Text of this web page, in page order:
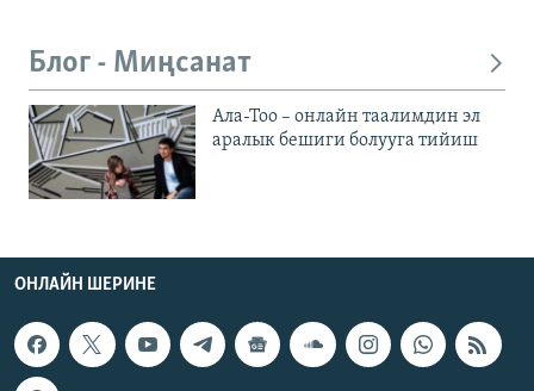
Блог - Миңсанат
Ала-Тоо – онлайн таалимдин эл
аралык бешиги болууга тийиш
ОНЛАЙН ШЕРИНЕ